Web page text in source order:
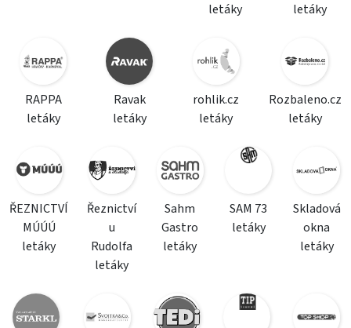
letáky
letáky
RAPPA
letáky
Ravak
letáky
rohlik.cz
letáky
Rozbaleno.cz
letáky
ŘEZNICTVÍ
MÚÚÚ
letáky
Řeznictví
u
Rudolfa
letáky
Sahm
Gastro
letáky
SAM 73
letáky
Skladová
okna
letáky